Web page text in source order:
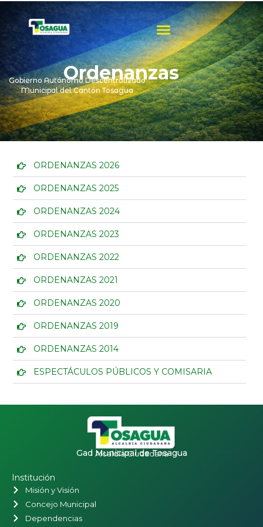
contenido
Ordenanzas
Gobierno Autónomo Descentralizado
Municipal del Cantón Tosagua
ORDENANZAS 2026
ORDENANZAS 2025
ORDENANZAS 2024
ORDENANZAS 2023
ORDENANZAS 2022
ORDENANZAS 2021
ORDENANZAS 2020
ORDENANZAS 2019
ORDENANZAS 2014
ESPECTÁCULOS PÚBLICOS Y COMISARIA
Gad Municipal de Tosagua
Alcaldía Ciudadana
Institución
Misión y Visión
Concejo Municipal
Dependencias